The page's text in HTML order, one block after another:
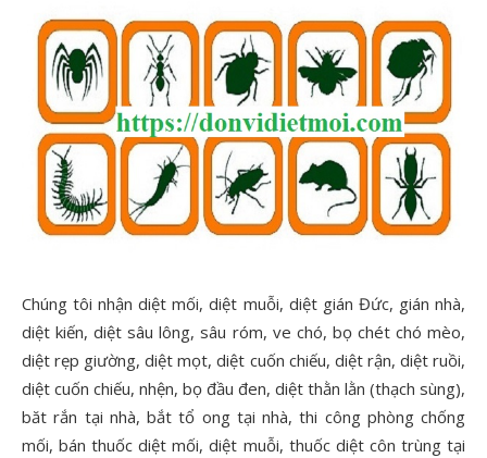
Chúng tôi nhận diệt mối, diệt muỗi, diệt gián Đức, gián nhà,
diệt kiến, diệt sâu lông, sâu róm, ve chó, bọ chét chó mèo,
diệt rẹp giường, diệt mọt, diệt cuốn chiếu, diệt rận, diệt ruồi,
diệt cuốn chiếu, nhện, bọ đầu đen, diệt thằn lằn (thạch sùng),
băt rắn tại nhà, bắt tổ ong tại nhà, thi công phòng chống
mối, bán thuốc diệt mối, diệt muỗi, thuốc diệt côn trùng tại